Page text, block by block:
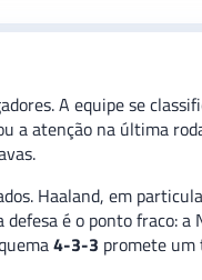
A equipe se
a atenção na última
Haaland, em
defesa é o ponto fraco: a
4-3-3 promete